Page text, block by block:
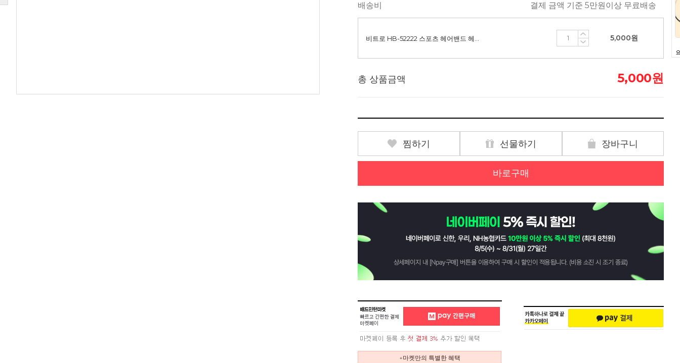
배송비 결제 금액 기준 5만원이상 무료배송
5,000원
총 상품금액 5,000원
찜하기 선물하기 장바구니
바로구매
+마켓만의 특별한 혜택